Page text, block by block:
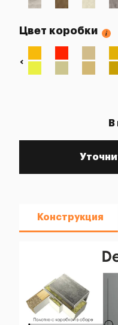
Цвет коробки
Конструкция